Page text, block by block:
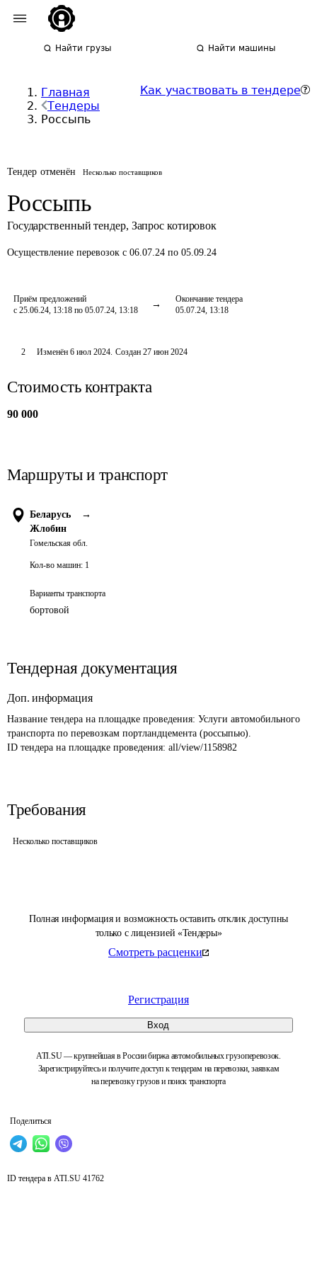
Найти грузы Найти машины
Главная
Тендеры
Россыпь
Как участвовать в тендере
Тендер отменён Несколько поставщиков
Россыпь
Государственный тендер, Запрос котировок
Осуществление перевозок с 06.07.24 по 05.09.24
Приём предложений
с 25.06.24, 13:18 по 05.07.24, 13:18
Окончание тендера
05.07.24, 13:18
Полная информация и возможность оставить отклик доступны
только с лицензией «Тендеры»
Смотреть расценки
Регистрация
Вход
ATI.SU — крупнейшая в России биржа автомобильных грузоперевозок.
Зарегистрируйтесь и получите доступ к тендерам на перевозки, заявкам
на перевозку грузов и поиск транспорта
Поделиться
2 Изменён 6 июл 2024. Создан 27 июн 2024
Стоимость контракта
90 000
Маршруты и транспорт
Беларусь
→
Жлобин
Гомельская обл.
Кол-во машин: 1
Варианты транспорта
бортовой
Тендерная документация
Доп. информация
Название тендера на площадке проведения: Услуги автомобильного
транспорта по перевозкам портландцемента (россыпью).
ID тендера на площадке проведения: all/view/1158982
Требования
Несколько поставщиков
ID тендера в ATI.SU 41762